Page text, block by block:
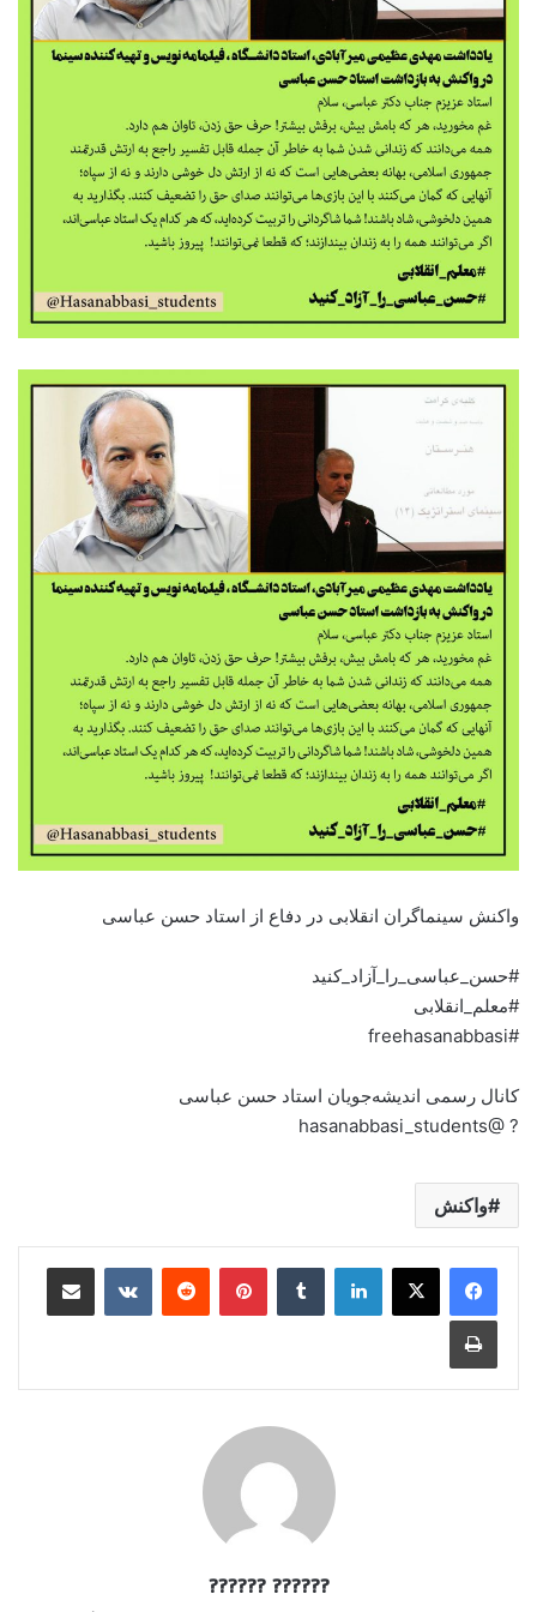
واکنش سینماگران انقلابی در دفاع از استاد حسن عباسی
#حسن_عباسی_را_آزاد_کنید
#معلم_انقلابی
#freehasanabbasi
کانال رسمی اندیشه‌جویان استاد حسن عباسی
? @hasanabbasi_students
واکنش
لینکدین ‫تامبلر ‫پین‌ترست‫رددیت ‫VKontakteاشتراک گذاری از طریق ایمیل
چاپ
?????? ??????